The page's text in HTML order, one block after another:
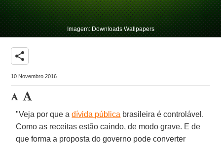
Imagem: Downloads Wallpapers
share
10 Novembro 2016
"Veja por que adívida pública brasileira é controlável.
Como as receitas estão caindo, de modo grave. E de
que forma a proposta do governo pode converter